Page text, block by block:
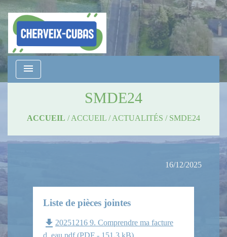
menu
SMDE24
ACCUEIL /ACCUEIL /ACTUALITÉS / SMDE24
16/12/2025
Liste de pièces jointes
file_download 20251216 9. Comprendre ma facture